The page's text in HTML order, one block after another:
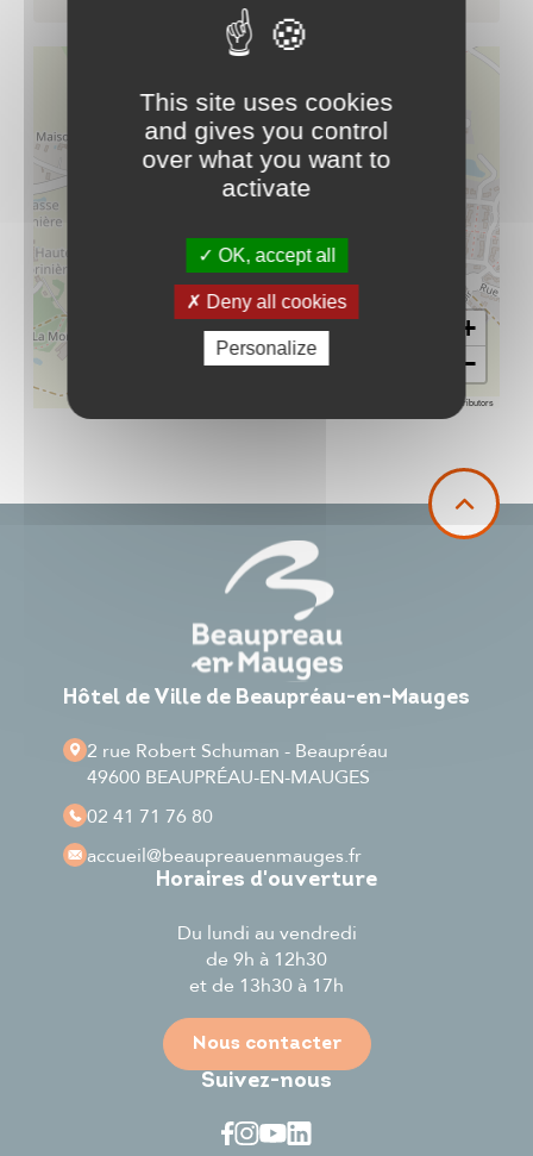
+
−
contributors
Hôtel de Ville de Beaupréau-en-Mauges
2 rue Robert Schuman - Beaupréau
49600 BEAUPRÉAU-EN-MAUGES
02 41 71 76 80
accueil@beaupreauenmauges.fr
Horaires d'ouverture
Du lundi au vendredi
de 9h à 12h30
et de 13h30 à 17h
Nous contacter
Suivez-nous
This site uses cookies
and gives you control
over what you want to
activate
OK, accept all
Deny all cookies
Personalize